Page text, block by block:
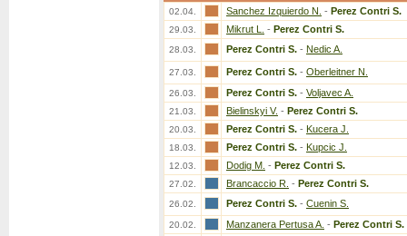
02.04. Sanchez Izquierdo N. - Perez Contri S.
29.03. Mikrut L. - Perez Contri S.
28.03. Perez Contri S. - Nedic A.
27.03. Perez Contri S. - Oberleitner N.
26.03. Perez Contri S. - Voljavec A.
21.03. Bielinskyi V. - Perez Contri S.
20.03. Perez Contri S. - Kucera J.
18.03. Perez Contri S. - Kupcic J.
12.03. Dodig M. - Perez Contri S.
27.02. Brancaccio R. - Perez Contri S.
26.02. Perez Contri S. - Cuenin S.
20.02. Manzanera Pertusa A. - Perez Contri S.